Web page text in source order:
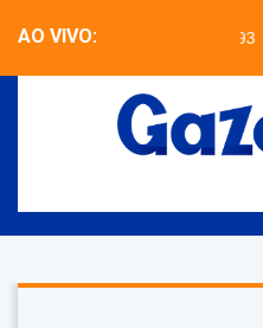
AO VIVO: Musical 93